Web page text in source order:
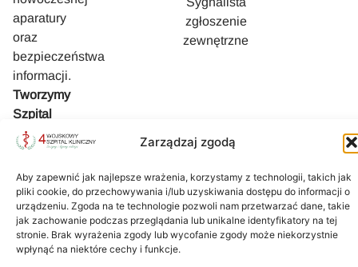
Zarządzaj zgodą
Aby zapewnić jak najlepsze wrażenia, korzystamy z technologii, takich jak
pliki cookie, do przechowywania i/lub uzyskiwania dostępu do informacji o
urządzeniu. Zgoda na te technologie pozwoli nam przetwarzać dane, takie
jak zachowanie podczas przeglądania lub unikalne identyfikatory na tej
stronie. Brak wyrażenia zgody lub wycofanie zgody może niekorzystnie
wpłynąć na niektóre cechy i funkcje.
aparatury
oraz
bezpieczeństwa
informacji.
Tworzymy
Szpital
bezpieczny i
przyjazny
Pacjentowi.
zgłoszenie
zewnętrzne